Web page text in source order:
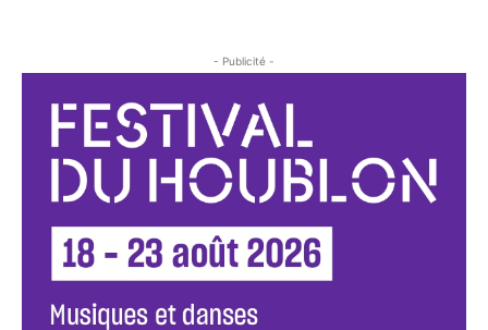
- Publicité -